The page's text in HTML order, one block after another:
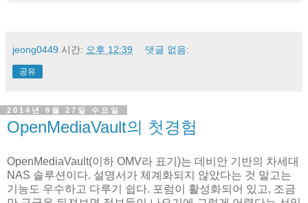
jeong0449 시간: 오후 12:39 댓글 없음:
공유
2014년 8월 27일 수요일
OpenMediaVault의 첫경험
OpenMediaVault(이하 OMV라 표기)는 데비안 기반의 차세대
NAS 솔루션이다. 설명서가 체계화되지 않았다는 것 말고는
기능도 우수하고 다루기 쉽다. 포럼이 활성화되어 있고, 조금